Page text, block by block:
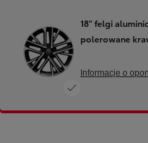
18" felgi
polerowane
Informacje o